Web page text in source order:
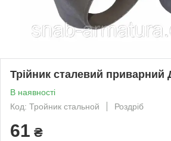
Трійник сталевий приварний
В наявності
Код: Тройник стальной
Роздріб
61 ₴